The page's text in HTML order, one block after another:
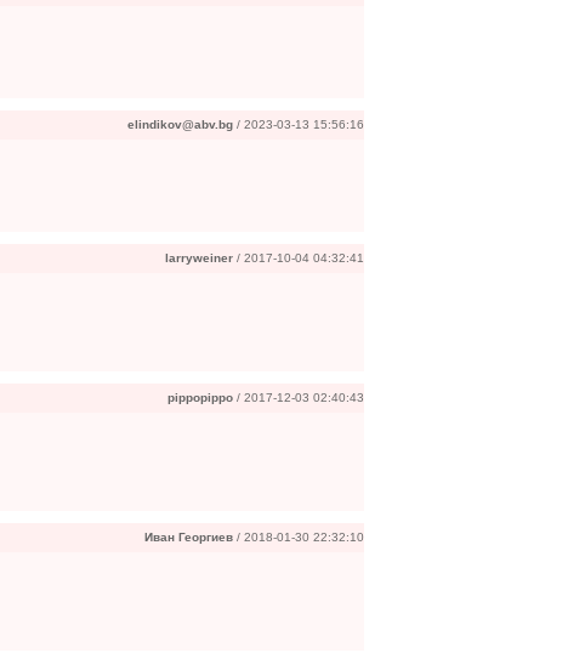
elindikov@abv.bg / 2023-03-13 15:56:16
larryweiner / 2017-10-04 04:32:41
pippopippo / 2017-12-03 02:40:43
Иван Георгиев / 2018-01-30 22:32:10